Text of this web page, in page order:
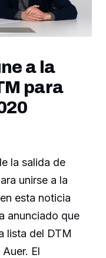
a la
para
la salida de
unirse a la
esta noticia
anunciado que
lista del DTM
El